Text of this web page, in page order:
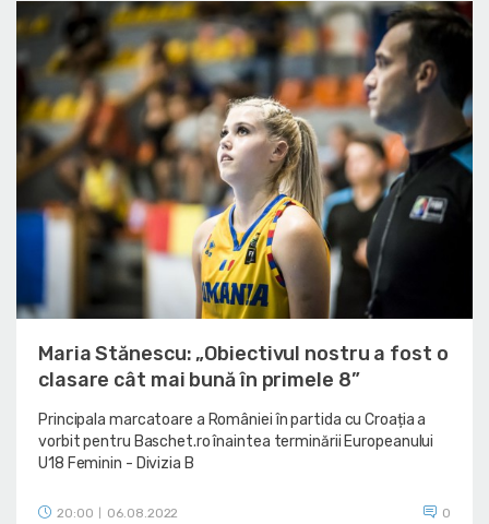
Maria Stănescu: „Obiectivul nostru a fost o
clasare cât mai bună în primele 8”
Principala marcatoare a României în partida cu Croația a
vorbit pentru Baschet.ro înaintea terminării Europeanului
U18 Feminin - Divizia B
20:00 06.08.2022 0